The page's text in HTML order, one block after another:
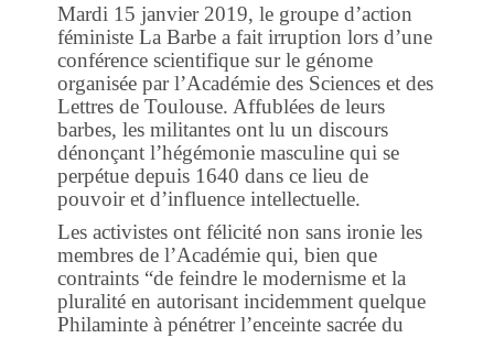
Mardi 15 janvier 2019, le groupe d’action
féministe La Barbe a fait irruption lors d’une
conférence scientifique sur le génome
organisée par l’Académie des Sciences et des
Lettres de Toulouse. Affublées de leurs
barbes, les militantes ont lu un discours
dénonçant l’hégémonie masculine qui se
perpétue depuis 1640 dans ce lieu de
pouvoir et d’influence intellectuelle.
Les activistes ont félicité non sans ironie les
membres de l’Académie qui, bien que
contraints “de feindre le modernisme et la
pluralité en autorisant incidemment quelque
Philaminte à pénétrer l’enceinte sacrée du